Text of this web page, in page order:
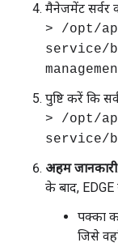
मैनेजमेंट सर्वर
> /opt/
service/
पुष्टि करें कि
> /opt/
service/
अहम जानकारी
के बाद, EDGE
पक्का
जिसे